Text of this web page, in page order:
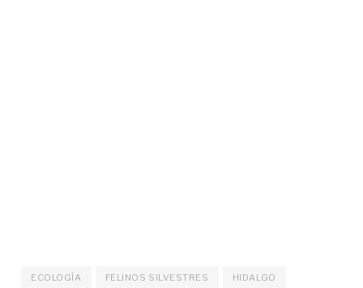
ECOLOGÍA FELINOS SILVESTRES HIDALGO